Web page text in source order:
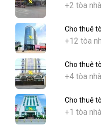
+2 tòa nhà
Cho thuê
+12 tòa
Cho thuê
+4 tòa nhà
Cho thuê
+1 tòa nhà